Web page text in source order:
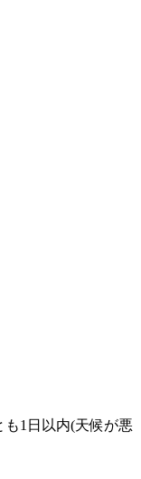
1日以内(天候が悪